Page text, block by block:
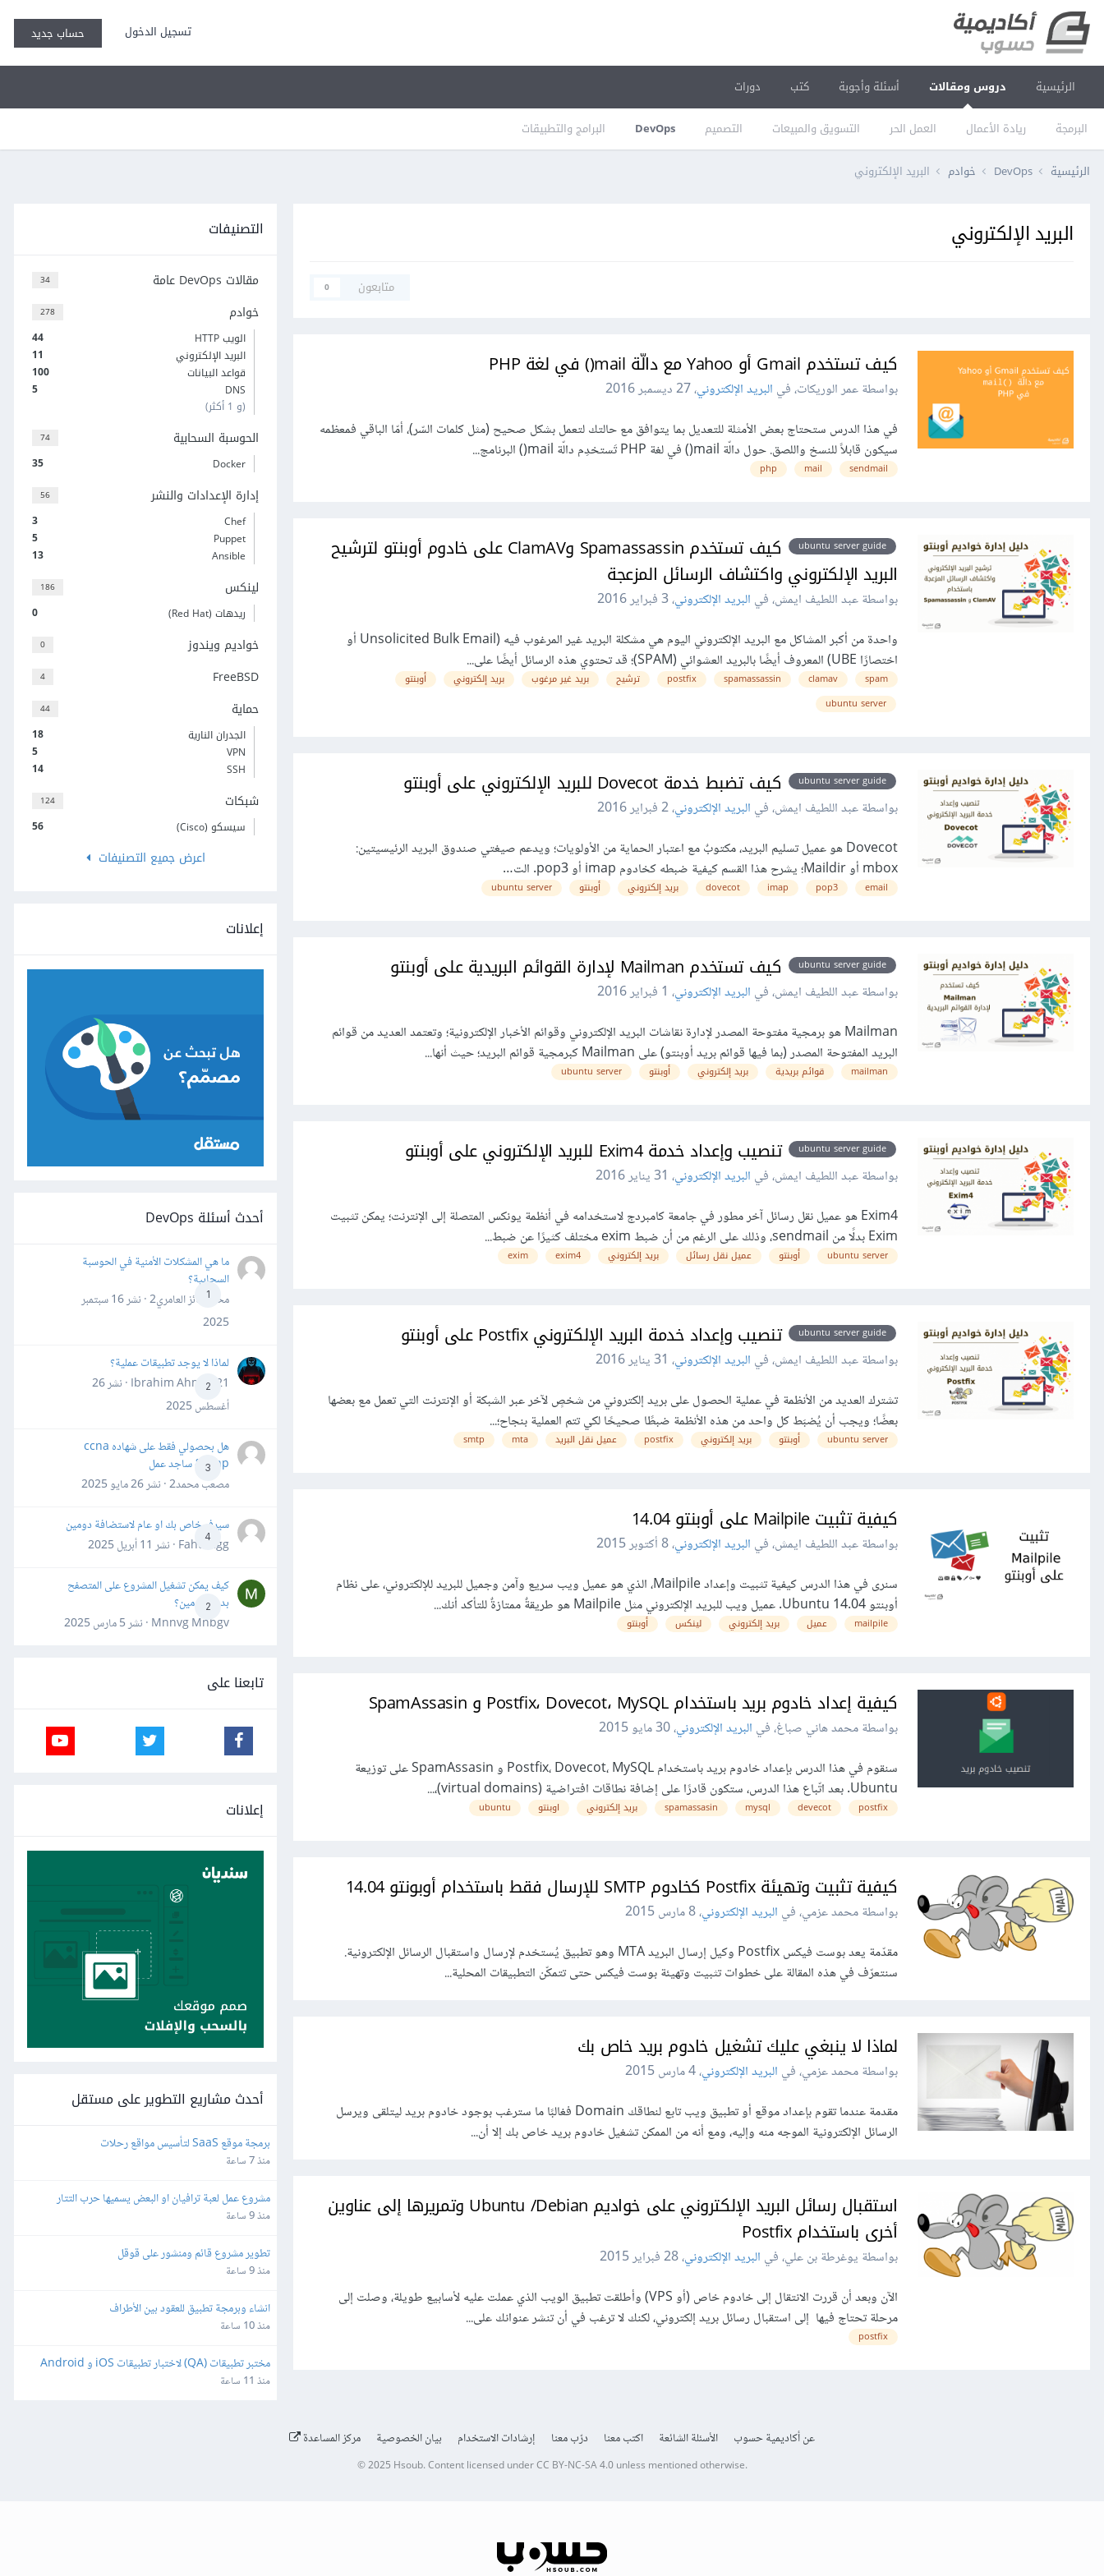
تسجيل الدخول حساب جديد
الرئيسية دروس ومقالات
البرمجة ريادة الأعمال العمل الحر التسويق والمبيعات التصميم DevOps البرامج والتطبيقات
أسئلة وأجوبة كتب دورات
الرئيسية DevOps خوادم البريد الإلكتروني
البريد الإلكتروني
متابعون 0
كيف تستخدم Gmail أو Yahoo مع دالّة mail() في لغة PHP
بواسطة عمر الوريكات، في البريد الإلكتروني،27 ديسمبر 2016
في هذا الدرس ستحتاج بعض الأمثلة للتعديل بما يتوافق مع حالتك لتعمل بشكل صحيح (مثل كلمات السّر)، أمّا الباقي فمعظمه
سيكون قابلاً للنسخ واللصق. حول دالّة mail() في لغة PHP تَستخدِم دالّة mail() البرنامج...
sendmail
mail
php
ubuntu server guide
كيف تستخدم Spamassassin وClamAV على خادوم أوبنتو لترشيح
البريد الإلكتروني واكتشاف الرسائل المزعجة
بواسطة عبد اللطيف ايمش، في البريد الإلكتروني،3 فبراير 2016
واحدة من أكبر المشاكل مع البريد الإلكتروني اليوم هي مشكلة البريد غير المرغوب فيه (Unsolicited Bulk Email أو
اختصارًا UBE) المعروف أيضًا بالبريد العشوائي (SPAM)؛ قد تحتوي هذه الرسائل أيضًا على...
spam
clamav
spamassassin
postfix ترشيح بريد غير مرغوب بريد إلكتروني
أوبنتو
ubuntu server
ubuntu server guide كيف تضبط خدمة Dovecot للبريد الإلكتروني على أوبنتو
بواسطة عبد اللطيف ايمش، في البريد الإلكتروني،2 فبراير 2016
Dovecot هو عميل تسليم البريد، مكتوبٌ مع اعتبار الحماية من الأولويات؛ ويدعم صيغتي صندوق البريد الرئيسيتين:
mbox أو Maildir؛ يشرح هذا القسم كيفية ضبطه كخادوم imap أو pop3. الت…
email
pop3
imap
dovecot بريد إلكتروني أوبنتو ubuntu server
ubuntu server guide كيف تستخدم Mailman لإدارة القوائم البريدية على أوبنتو
بواسطة عبد اللطيف ايمش، في البريد الإلكتروني، 1 فبراير 2016
Mailman هو برمجية مفتوحة المصدر لإدارة نقاشات البريد الإلكتروني وقوائم الأخبار الإلكترونية؛ وتعتمد العديد من قوائم
البريد المفتوحة المصدر (بما فيها قوائم بريد أوبنتو) على Mailman كبرمجية قوائم البريد؛ حيث أنها...
mailman قوائم بريدية بريد إلكتروني أوبنتو ubuntu server
ubuntu server guide تنصيب وإعداد خدمة Exim4 للبريد الإلكتروني على أوبنتو
بواسطة عبد اللطيف ايمش، في البريد الإلكتروني، 31 يناير 2016
Exim4 هو عميل نقل رسائل آخر مطور في جامعة كامبردج لاستخدامه في أنظمة يونكس المتصلة إلى الإنترنت؛ يمكن تثبيت
Exim بدلًا من sendmail، وذلك على الرغم من أن ضبط exim مختلف كثيرًا عن ضبط...
ubuntu server أوبنتو عميل نقل رسائل بريد إلكتروني exim4
exim
ubuntu server guide تنصيب وإعداد خدمة البريد الإلكتروني Postfix على أوبنتو
بواسطة عبد اللطيف ايمش، في البريد الإلكتروني، 31 يناير 2016
تشترك العديد من الأنظمة في عملية الحصول على بريد إلكتروني من شخصٍ لآخر عبر الشبكة أو الإنترنت التي تعمل مع بعضها
بعضًا؛ ويجب أن يُضبَط كل واحد من هذه الأنظمة ضبطًا صحيحًا لكي تتم العملية بنجاح؛...
ubuntu server أوبنتو بريد إلكتروني postfix عميل نقل البريد mta
smtp
كيفية تثبيت Mailpile على أوبنتو 14.04
بواسطة عبد اللطيف ايمش، في البريد الإلكتروني،8 أكتوبر 2015
سنرى في هذا الدرس كيفية تثبيت وإعداد Mailpile، الذي هو عميل ويب سريع وآمن وجميل للبريد للإلكتروني، على نظام
أوبنتو Ubuntu 14.04. عميل ويب للبريد الإلكتروني مثل Mailpile هو طريقةٌ ممتازةٌ للتأكد أنك...
mailpile عميل بريد إلكتروني لينكس أوبنتو
كيفية إعداد خادوم بريد باستخدام Postfix، Dovecot، MySQL و SpamAssasin
بواسطة محمد هاني صباغ، في البريد الإلكتروني،30 مايو 2015
سنقوم في هذا الدرس بإعداد خادوم بريد باستخدام Postfix، Dovecot، MySQL و SpamAssasin على توزيعة
Ubuntu. بعد اتّباع هذا الدرس، ستكون قادرًا على إضافة نطاقات افتراضية (virtual domains)،...
postfix
devecot
mysql
spamassasin بريد إلكتروني اوبنتو ubuntu
كيفية تثبيت وتهيئة Postfix كخادوم SMTP للإرسال فقط باستخدام أوبونتو 14.04
بواسطة محمد عزمي، في البريد الإلكتروني،8 مارس 2015
مقدّمة يعد بوست فيكس Postfix وكيل إرسال البريد MTA وهو تطبيق يُستخدم لإرسال واستقبال الرسائل الإلكترونية.
سنتعرّف في هذه المقالة على خطوات تثبيت وتهيئة بوست فيكس حتى تتمكّن التطبيقات المحلية...
لماذا لا ينبغي عليك تشغيل خادوم بريد خاص بك
بواسطة محمد عزمي، في البريد الإلكتروني،4 مارس 2015
مقدمة عندما تقوم بإعداد موقع أو تطبيق ويب تابع لنطاقك Domain فغالبًا ما سترغب بوجود خادوم بريد ليتلقى ويرسل
الرسائل الإلكترونية الموجه منه وإليه، ومع أنه من الممكن تشغيل خادوم بريد خاص بك إلا أن...
استقبال رسائل البريد الإلكتروني على خواديم Ubuntu /Debian وتمريرها إلى عناوين
أخرى باستخدام Postfix
بواسطة يوغرطة بن علي، في البريد الإلكتروني،28 فبراير 2015
الآن وبعد أن قررت الانتقال إلى خادوم خاص (أو VPS) وأطلقت تطبيق الويب الذي عملت عليه لأسابيع طويلة، وصلت إلى
مرحلة تحتاج فيها إلى استقبال رسائل بريد إلكتروني، لكنك لا ترغب في أن تنشر عنوانك على...
postfix
التصنيفات
34 مقالات DevOps عامة
278 خوادم
44
الويب HTTP
11
البريد الإلكتروني
100
قواعد البيانات
5
DNS
(و 1 أكثر)
74 الحوسبة السحابية
35 Docker
56 إدارة الإعدادات والنشر
3
Chef
5
Puppet
13
Ansible
186 لينكس
0 ريدهات (Red Hat)
0 خواديم ويندوز
4 FreeBSD
44 حماية
18
الجدران النارية
5
VPN
14
SSH
124 شبكات
56 سيسكو (Cisco)
اعرض جميع التصنيفات
إعلانات
أحدث أسئلة DevOps
1
ما هي المشكلات الأمنية في الحوسبة
السحابية؟
محمد فائز العامري2 · نشر
16 سبتمبر
2025
2
لماذا لا يوجد تطبيقات عملية؟
Ibrahim Ahmed21 · نشر
26
أغسطس 2025
3
هل بحصولي فقط على شهاده ccna
&ccnp ساجد عمل
مصعب محمد2 · نشر
26 مايو 2025
4
سيرفر خاص بك او عام لاستضافة دومين
Fahd Ggg · نشر
11 أبريل 2025
2
كيف يمكن تشغيل المشروع على المتصفح
بدون دومين؟
Mnnvg Mnbgv · نشر
5 مارس 2025
تابعنا على
إعلانات
أحدث مشاريع التطوير على مستقل
برمجة موقع SaaS لتأسيس مواقع رحلات
منذ 7 ساعة
مشروع عمل لعبة ترافيان او البعض يسميها حرب التتار
منذ 9 ساعة
تطوير مشروع قائم ومنشور على قوقل
منذ 9 ساعة
انشاء وبرمجة تطبيق للعقود بين الأطراف
منذ 10 ساعة
مختبر تطبيقات (QA) لاختبار تطبيقات iOS و Android
منذ 11 ساعة
عن أكاديمية حسوب الأسئلة الشائعة اكتب معنا درّب معنا إرشادات الاستخدام بيان الخصوصية مركز المساعدة
© 2025 Hsoub.Content licensed underCC BY-NC-SA 4.0unless mentioned otherwise.